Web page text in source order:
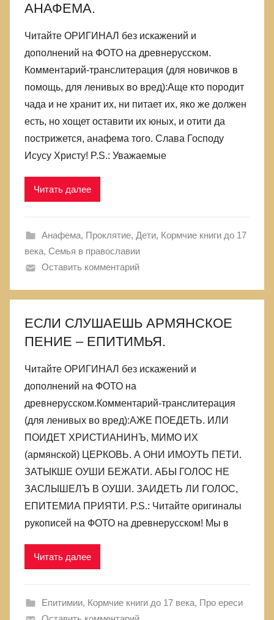
АНАФЕМА.
Читайте ОРИГИНАЛ без искажений и
дополнений на ФОТО на древнерусском.
Комментарий-транслитерация (для новичков в
помощь, для ленивых во вред):Аще кто породит
чада и не хранит их, ни питает их, яко же должен
есть, но хощет оставити их юных, и отити да
пострижется, анафема того. Слава Господу
Исусу Христу! P.S.: Уважаемые
Читать далее
Анафема, Проклятие, Дети, Кормчие книги до 17
века, Семья в православии
Оставить комментарий
ЕСЛИ СЛУШАЕШЬ АРМЯНСКОЕ
ПЕНИЕ – ЕПИТИМЬЯ.
Читайте ОРИГИНАЛ без искажений и
дополнений на ФОТО на
древнерусском.Комментарий-транслитерация
(для ленивых во вред):АЖЕ ПОЕДЕТЬ. ИЛИ
ПОИДЕТ ХРИСТИАНИНЪ, МИМО ИХ
(армянской) ЦЕРКОВЬ. А ОНИ ИМОУТЬ ПЕТИ.
ЗАТЫКШЕ ОУШИ БЕЖАТИ. АБЫ ГОЛОС НЕ
ЗАСЛЫШЕЛЪ В ОУШИ. ЗАИДЕТЬ ЛИ ГОЛОС,
ЕПИТЕМИА ПРИЯТИ. P.S.: Читайте оригиналы
рукописей на ФОТО на древнерусском! Мы в
Читать далее
Епитимии, Кормчие книги до 17 века, Про ереси